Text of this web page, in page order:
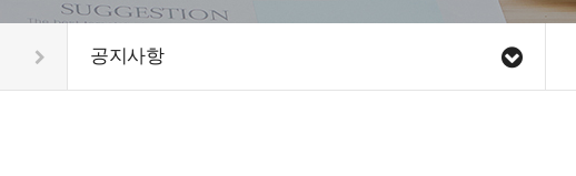
공지사항